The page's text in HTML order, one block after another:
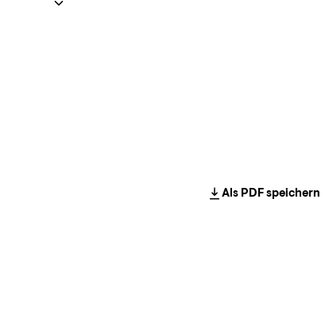
Als PDF speichern